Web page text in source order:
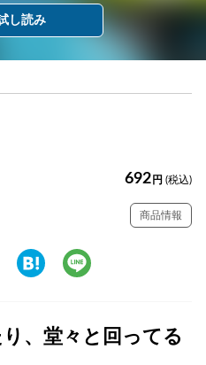
し読み
692 円 (税込)
商品情報
、堂々と回ってる